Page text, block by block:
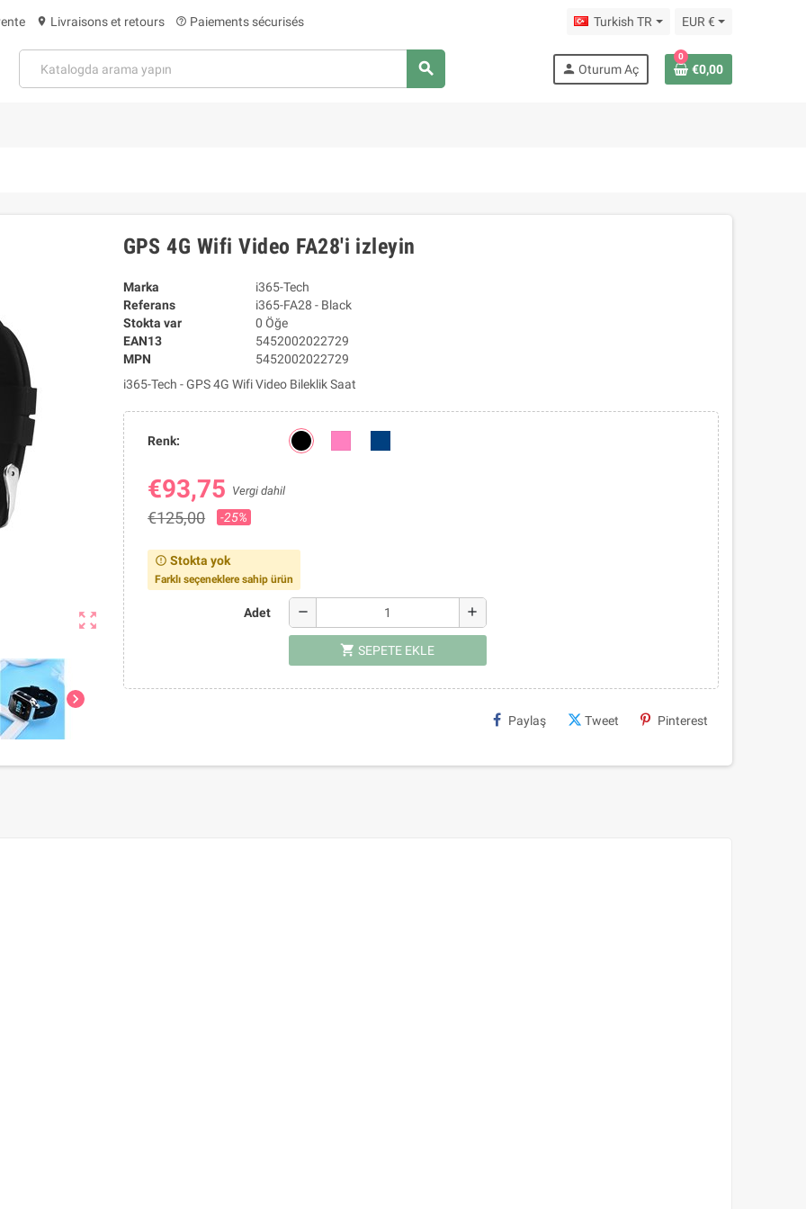
location_on Livraisons et retours help_outline Paiements sécurisés Turkish TR EUR €
search person Oturum Aç
0
€0,00
zoom_out_map
chevron_right
GPS 4G Wifi Video FA28'i izleyin
Marka
i365-Tech
Referans
i365-FA28 - Black
Stokta var
0 Öğe
EAN13
5452002022729
MPN
5452002022729
i365-Tech - GPS 4G Wifi Video Bileklik Saat
Renk:
€93,75 Vergi dahil
€125,00 -25%
error_outline Stokta yok
Farklı seçeneklere sahip ürün
Adet remove add
shopping_cart SEPETE EKLE
Paylaş Tweet Pinterest